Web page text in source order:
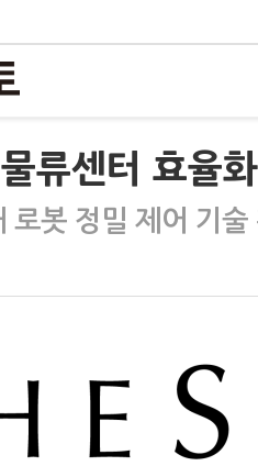
류센터 효율
봇 정밀 제어 기술